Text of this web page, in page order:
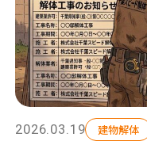
2026.03.19 建物解体